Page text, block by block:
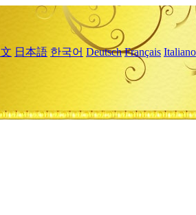
日本語 한국어 Deutsch Français Italiano